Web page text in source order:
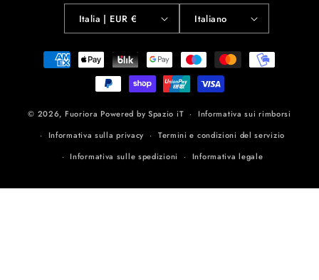
Italia | EUR € Italiano
Metodi
© 2026, Fuoriora Powered by Spazio iT
Informativa sui rimborsi
Informativa sulla privacy
Termini e condizioni del servizio
Informativa sulle spedizioni
Informativa legale